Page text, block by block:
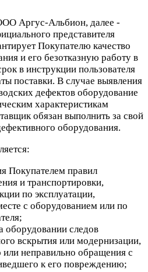
Аргус-Альбион, далее -
представителя
Покупателю качество
и его безотказную работу в
в инструкции пользователя
поставки. В случае выявления
дефектов оборудование
характеристикам
обязан выполнить за свой
оборудования.
Покупателем правил
и транспортировки,
по эксплуатации,
с оборудованием или по
оборудовании следов
вскрытия или модернизации,
неправильно обращения с
к его повреждению;